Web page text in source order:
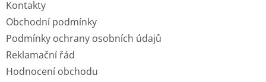
Kontakty
Obchodní podmínky
Podmínky ochrany osobních údajů
Reklamační řád
Hodnocení obchodu